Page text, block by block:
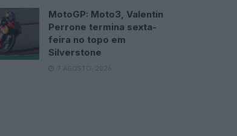
MotoGP: Moto3, Valentin
Perrone termina sexta-
feira no topo em
Silverstone
7 AGOSTO, 2026